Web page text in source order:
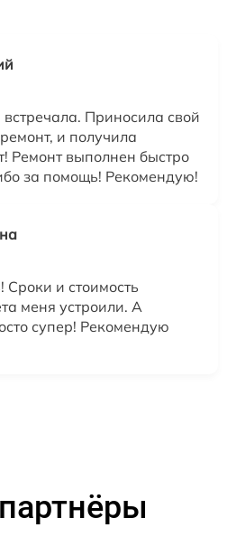
Приносила свой
и получила
Ремонт выполнен быстро
за помощь! Рекомендую!
Сроки и стоимость
меня устроили. А
супер! Рекомендую